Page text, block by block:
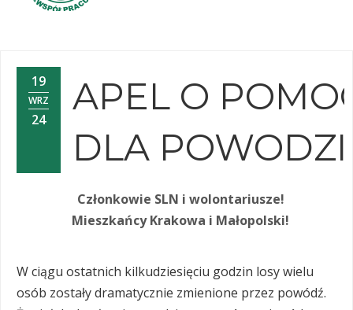
19
WRZ
24
APEL O
DLA
Członkowie SLN i wolontariusze!
Mieszkańcy Krakowa i Małopolski!
W ciągu ostatnich kilkudziesięciu godzin losy wielu
osób zostały dramatycznie zmienione przez powódź.